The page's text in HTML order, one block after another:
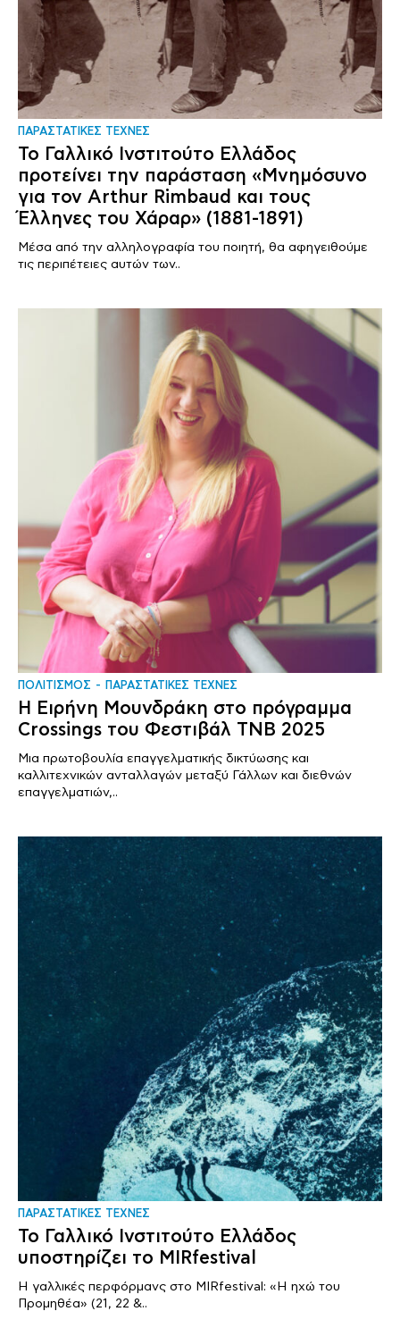
ΠΑΡΑΣΤΑΤΙΚΕΣ ΤΕΧΝΕΣ
Το Γαλλικό Ινστιτούτο Ελλάδος
προτείνει την παράσταση «Μνημόσυνο
για τον Arthur Rimbaud και τους
Έλληνες του Χάραρ» (1881-1891)
Μέσα από την αλληλογραφία του ποιητή, θα αφηγειθούμε
τις περιπέτειες αυτών των..
ΠΟΛΙΤΙΣΜΟΣ ΠΑΡΑΣΤΑΤΙΚΕΣ ΤΕΧΝΕΣ
Η Ειρήνη Μουνδράκη στο πρόγραμμα
Crossings του Φεστιβάλ TNB 2025
Μια πρωτοβουλία επαγγελματικής δικτύωσης και
καλλιτεχνικών ανταλλαγών μεταξύ Γάλλων και διεθνών
επαγγελματιών,..
ΠΑΡΑΣΤΑΤΙΚΕΣ ΤΕΧΝΕΣ
Το Γαλλικό Ινστιτούτο Ελλάδος
υποστηρίζει το MIRfestival
Η γαλλικές περφόρμανς στο MIRfestival: «Η ηχώ του
Προμηθέα» (21, 22 &..